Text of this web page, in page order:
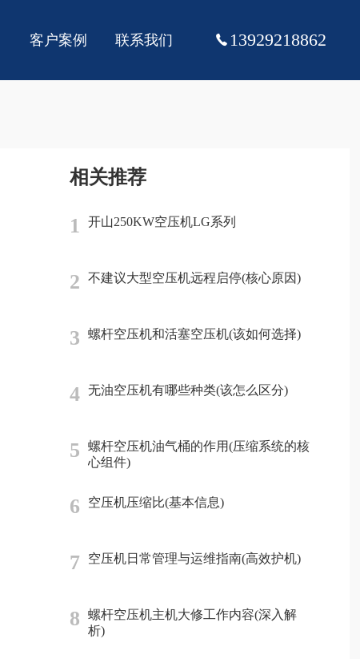
客户案例 联系我们 13929218862
相关推荐
1 开山250KW空压机LG系列
2 不建议大型空压机远程启停(核心原因)
3 螺杆空压机和活塞空压机(该如何选择)
4 无油空压机有哪些种类(该怎么区分)
5
螺杆空压机油气桶的作用(压缩系统的核
心组件)
6 空压机压缩比(基本信息)
7 空压机日常管理与运维指南(高效护机)
8
螺杆空压机主机大修工作内容(深入解
析)